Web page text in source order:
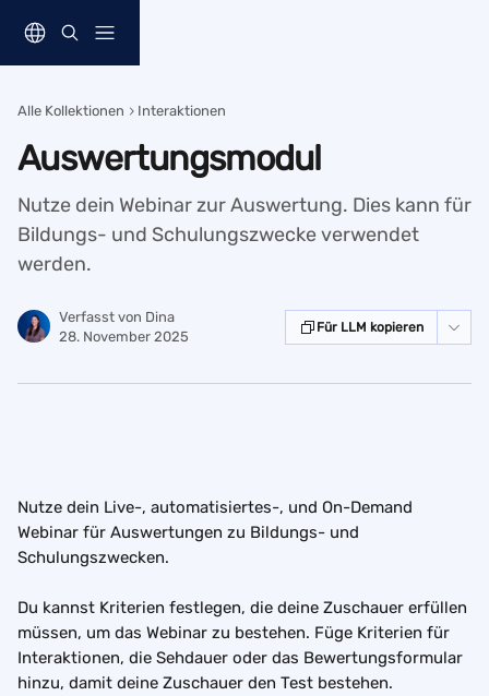
Alle Kollektionen Interaktionen
Auswertungsmodul
Nutze dein Webinar zur Auswertung. Dies kann für
Bildungs- und Schulungszwecke verwendet
werden.
Verfasst von Dina
28. November 2025
Für LLM kopieren
Nutze dein Live-, automatisiertes-, und On-Demand
Webinar für Auswertungen zu Bildungs- und
Schulungszwecken.
Du kannst Kriterien festlegen, die deine Zuschauer erfüllen
müssen, um das Webinar zu bestehen. Füge Kriterien für
Interaktionen, die Sehdauer oder das Bewertungsformular
hinzu, damit deine Zuschauer den Test bestehen.